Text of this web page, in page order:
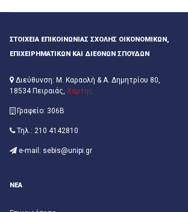
ΣΤΟΙΧΕΊΑ ΕΠΙΚΟΙΝΩΝΊΑΣ ΣΧΟΛΉΣ ΟΙΚΟΝΟΜΙΚΏΝ,
ΕΠΙΧΕΙΡΗΜΑΤΙΚΏΝ ΚΑΙ ΔΙΕΘΝΏΝ ΣΠΟΥΔΏΝ
Διεύθυνση: Μ. Καραολή & Α. Δημητρίου 80,
18534 Πειραιάς, Χάρτης
Γραφείο: 306Β
Τηλ.: 210 4142810
e-mail:
ΝΕΑ